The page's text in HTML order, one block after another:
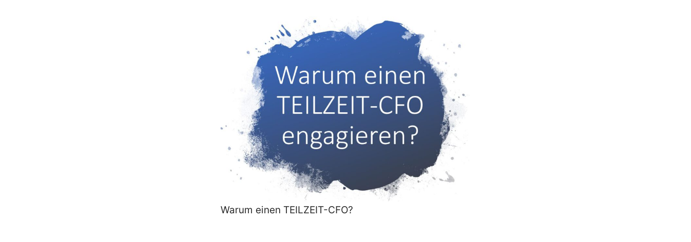
Warum einen TEILZEIT-CFO?